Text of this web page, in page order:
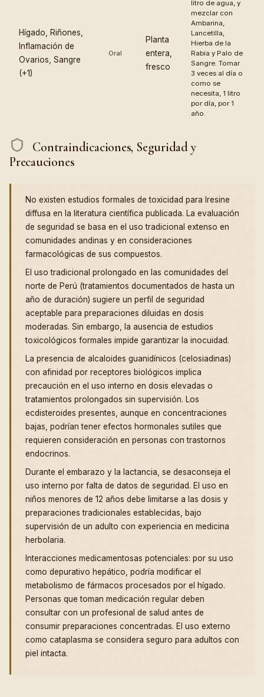
Hígado, Riñones,
Inflamación de
Ovarios, Sangre
(+1)
Oral
Planta
entera,
fresco
litro de agua, y
mezclar con
Ambarina,
Lancetilla,
Hierba de la
Rabia y Palo de
Sangre. Tomar
3 veces al día o
como se
necesita, 1 litro
por día, por 1
año.
Contraindicaciones, Seguridad y
Precauciones
No existen estudios formales de toxicidad para Iresine
diffusa en la literatura científica publicada. La evaluación
de seguridad se basa en el uso tradicional extenso en
comunidades andinas y en consideraciones
farmacológicas de sus compuestos.
El uso tradicional prolongado en las comunidades del
norte de Perú (tratamientos documentados de hasta un
año de duración) sugiere un perfil de seguridad
aceptable para preparaciones diluidas en dosis
moderadas. Sin embargo, la ausencia de estudios
toxicológicos formales impide garantizar la inocuidad.
La presencia de alcaloides guanidínicos (celosiadinas)
con afinidad por receptores biológicos implica
precaución en el uso interno en dosis elevadas o
tratamientos prolongados sin supervisión. Los
ecdisteroides presentes, aunque en concentraciones
bajas, podrían tener efectos hormonales sutiles que
requieren consideración en personas con trastornos
endocrinos.
Durante el embarazo y la lactancia, se desaconseja el
uso interno por falta de datos de seguridad. El uso en
niños menores de 12 años debe limitarse a las dosis y
preparaciones tradicionales establecidas, bajo
supervisión de un adulto con experiencia en medicina
herbolaria.
Interacciones medicamentosas potenciales: por su uso
como depurativo hepático, podría modificar el
metabolismo de fármacos procesados por el hígado.
Personas que toman medicación regular deben
consultar con un profesional de salud antes de
consumir preparaciones concentradas. El uso externo
como cataplasma se considera seguro para adultos con
piel intacta.